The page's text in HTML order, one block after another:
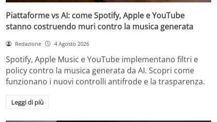
Piattaforme vs AI: come Spotify, Apple e YouTube
stanno costruendo muri contro la musica generata
Redazione 4 Agosto 2026
Spotify, Apple Music e YouTube implementano filtri e
policy contro la musica generata da AI. Scopri come
funzionano i nuovi controlli antifrode e la trasparenza.
Leggi di più